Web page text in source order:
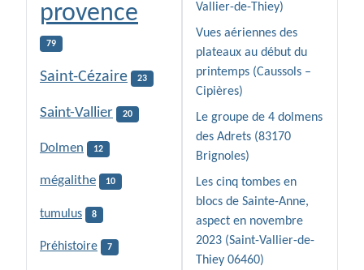
provence
79
Saint-Cézaire 23
Saint-Vallier 20
Dolmen 12
mégalithe 10
tumulus 8
Préhistoire 7
Vallier-de-Thiey)
Vues aériennes des
plateaux au début du
printemps (Caussols –
Cipières)
Le groupe de 4 dolmens
des Adrets (83170
Brignoles)
Les cinq tombes en
blocs de Sainte-Anne,
aspect en novembre
2023 (Saint-Vallier-de-
Thiey 06460)